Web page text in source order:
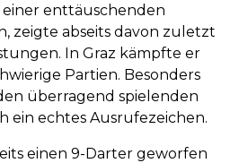
enttäuschenden
zeigte abseits davon zuletzt
In Graz kämpfte er
Partien. Besonders
überragend spielenden
ein echtes Ausrufezeichen.
einen 9-Darter geworfen